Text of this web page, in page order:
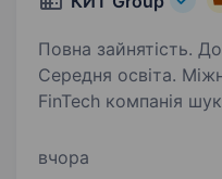
Повна зайнятість.
Середня освіта. Міжнародна продуктова
FinTech компанія
категорії B (C буде перевагою)
вчора